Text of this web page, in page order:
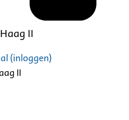
II
(inloggen)
II